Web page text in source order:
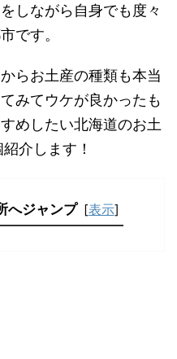
しながら自身でも度々
です。
らお土産の種類も本当
みてウケが良かったも
めしたい北海道のお土
介します！
へジャンプ [表示]